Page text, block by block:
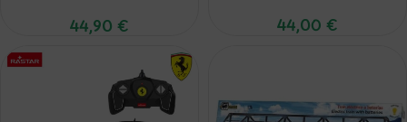
44,90 €
44,00 €